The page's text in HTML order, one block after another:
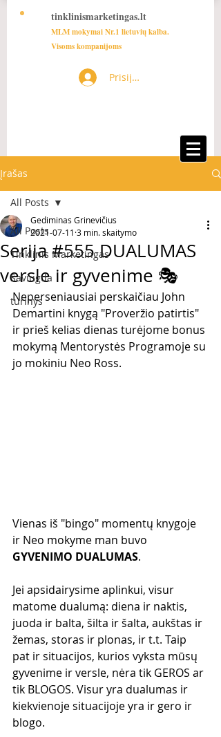
tinklinismarketingas.lt
MLM mokymai Nr.1 lietuvių kalba.
Visoms kompanijoms
Prisijungti
Įrašas
All Posts
Tinklinis Marketingas
Saviugda
turinys
All Posts
Serija #555 DUALUMAS
versle ir gyvenime 🎭
Gediminas Grinevičius
2021-07-11 3 min. skaitymo
Neperseniausiai perskaičiau John
Demartini knygą "Proveržio patirtis"
ir prieš kelias dienas turėjome bonus
mokymą Mentorystės Programoje su
jo mokiniu Neo Ross.
Vienas iš "bingo" momentų knygoje
ir Neo mokyme man buvo
GYVENIMO DUALUMAS.
Jei apsidairysime aplinkui, visur
matome dualumą: diena ir naktis,
juoda ir balta, šilta ir šalta, aukštas ir
žemas, storas ir plonas, ir t.t. Taip
pat ir situacijos, kurios vyksta mūsų
gyvenime ir versle, nėra tik GEROS ar
tik BLOGOS. Visur yra dualumas ir
kiekvienoje situacijoje yra ir gero ir
blogo.